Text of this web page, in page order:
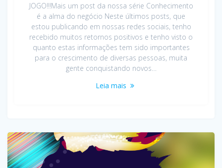
JOGO!!!Mais um post da nossa série Conhecimento
é a alma do negócio Neste últimos posts, que
estou publicando em nossas redes sociais, tenho
recebido muitos retornos positivos e tenho visto o
quanto estas informações tem sido importantes
para o crescimento de diversas pessoas, muita
gente conquistando novos…
Leia mais